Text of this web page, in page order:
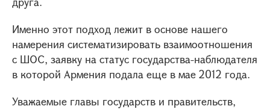
Именно этот подход лежит в основе нашего
намерения систематизировать взаимоотношения
с ШОС, заявку на статус государства-наблюдателя
в которой Армения подала еще в мае 2012 года.
Уважаемые главы государств и правительств,